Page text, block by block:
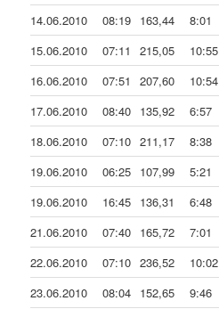
14.06.2010
08:19 163,44 8:01
15.06.2010
07:11 215,05 10:55
16.06.2010
07:51 207,60 10:54
17.06.2010
08:40 135,92 6:57
18.06.2010
07:10 211,17 8:38
19.06.2010
06:25 107,99 5:21
19.06.2010
16:45 136,31 6:48
21.06.2010
07:40 165,72 7:01
22.06.2010
07:10 236,52 10:02
23.06.2010
08:04 152,65 9:46